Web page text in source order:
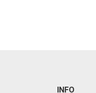
INFO